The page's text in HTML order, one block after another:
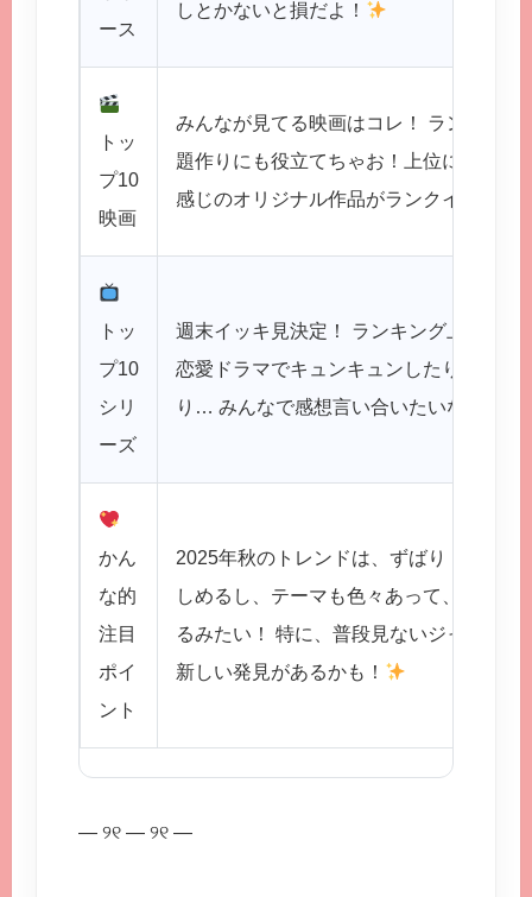
ース
しとかないと損だよ！
トッ
プ10
映画
みんなが見てる映画はコレ！ ランキング
題作りにも役立てちゃお！上位には、き
感じのオリジナル作品がランクインして
トッ
プ10
シリ
ーズ
週末イッキ見決定！ ランキング上位のド
恋愛ドラマでキュンキュンしたり、サス
り… みんなで感想言い合いたいな！
かん
な的
注目
ポイ
ント
2025年秋のトレンドは、ずばり「多様性
しめるし、テーマも色々あって、飽きさ
るみたい！ 特に、普段見ないジャンル
新しい発見があるかも！
— ୨୧ — ୨୧ —